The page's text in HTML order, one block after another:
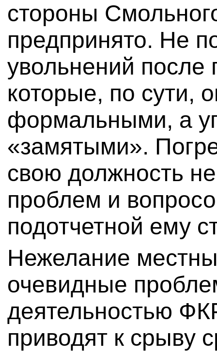
стороны
предпринято. Не
увольнений после
которые, по сути,
формальными, а
«замятыми».
свою должность
проблем и
подотчетной ему
Нежелание
очевидные
деятельностью
приводят к срыву